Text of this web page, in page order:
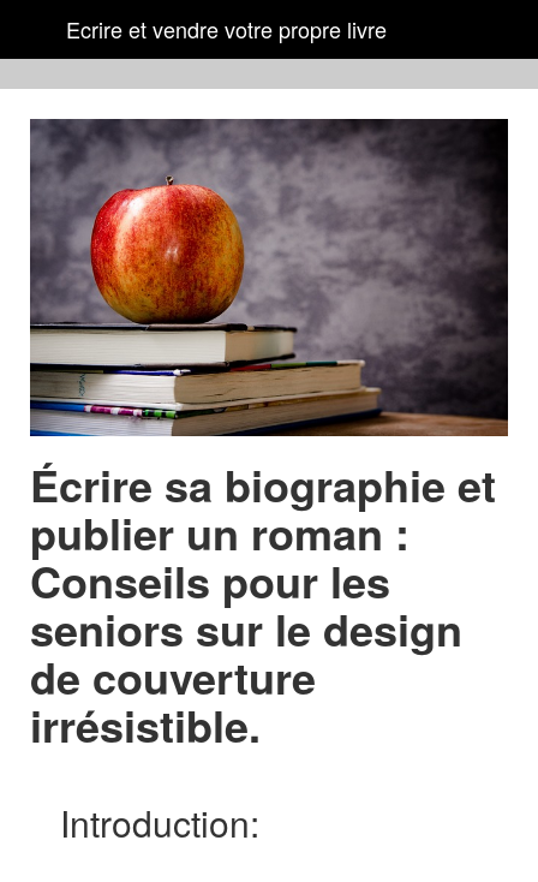
Ecrire et vendre votre propre livre
Écrire sa biographie et
publier un roman :
Conseils pour les
seniors sur le design
de couverture
irrésistible.
Introduction: